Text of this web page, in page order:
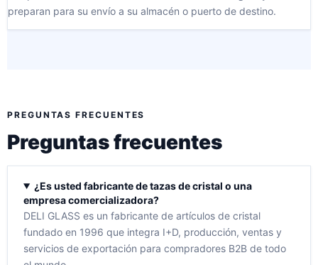
preparan para su envío a su almacén o puerto de destino.
PREGUNTAS FRECUENTES
Preguntas frecuentes
¿Es usted fabricante de tazas de cristal o una
empresa comercializadora?
DELI GLASS es un fabricante de artículos de cristal
fundado en 1996 que integra I+D, producción, ventas y
servicios de exportación para compradores B2B de todo